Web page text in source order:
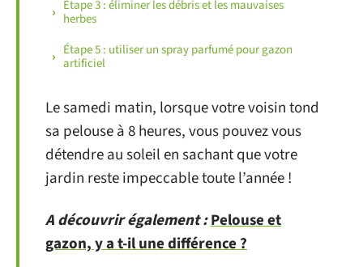
Étape 3 : éliminer les débris et les mauvaises
herbes
Étape 5 : utiliser un spray parfumé pour gazon
artificiel
Le samedi matin, lorsque votre voisin tond
sa pelouse à 8 heures, vous pouvez vous
détendre au soleil en sachant que votre
jardin reste impeccable toute l’année !
A découvrir également :Pelouse et
gazon, y a t-il une différence ?